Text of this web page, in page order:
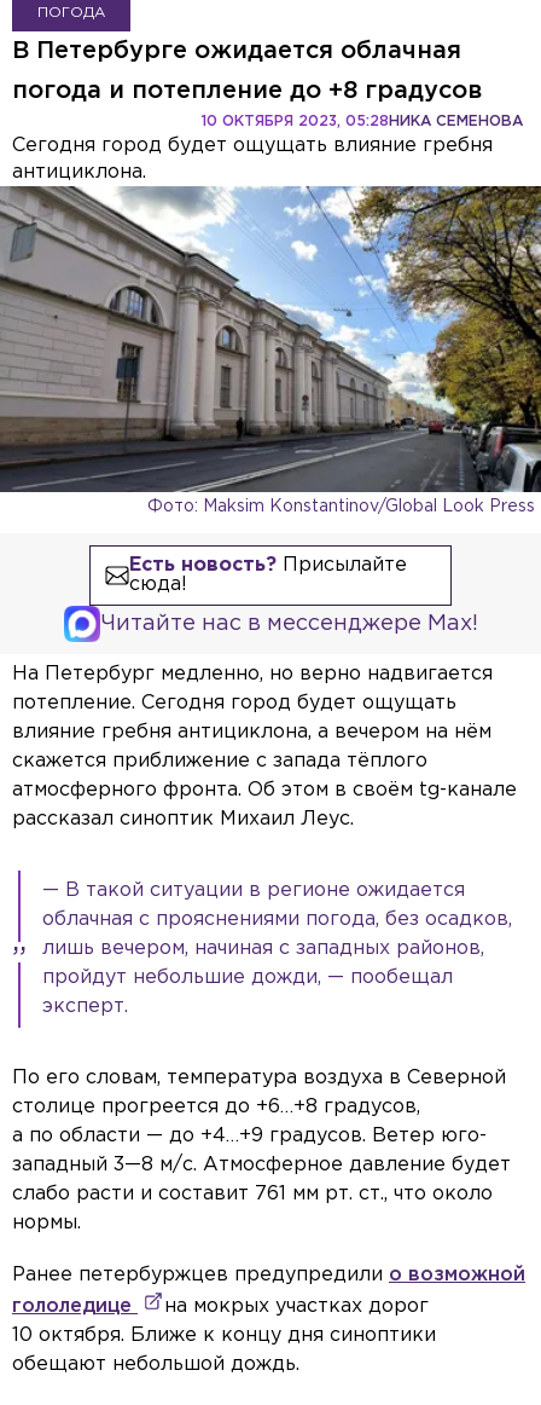
ПОГОДА
В Петербурге ожидается облачная
погода и потепление до +8 градусов
НИКА СЕМЕНОВА
10 ОКТЯБРЯ 2023, 05:28
Сегодня город будет ощущать влияние гребня
антициклона.
Фото: Maksim Konstantinov/Global Look Press
Есть новость?Присылайте
сюда!
Читайте нас в мессенджере Max!
На Петербург медленно, но верно надвигается
потепление. Сегодня город будет ощущать
влияние гребня антициклона, а вечером на нём
скажется приближение с запада тёплого
атмосферного фронта. Об этом в своём tg-канале
рассказал синоптик Михаил Леус.
— В такой ситуации в регионе ожидается
облачная с прояснениями погода, без осадков,
лишь вечером, начиная с западных районов,
пройдут небольшие дожди, — пообещал
эксперт.
По его словам, температура воздуха в Северной
столице прогреется до +6…+8 градусов,
а по области — до +4…+9 градусов. Ветер юго-
западный 3—8 м/с. Атмосферное давление будет
слабо расти и составит 761 мм рт. ст., что около
нормы.
Ранее петербуржцев предупредили о возможной
гололедице
на мокрых участках дорог
10 октября. Ближе к концу дня синоптики
обещают небольшой дождь.